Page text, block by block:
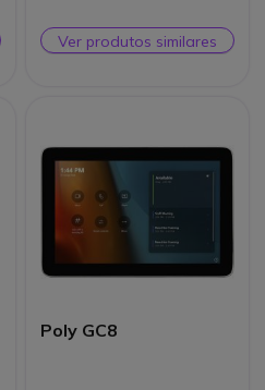
Ver produtos similares
Poly GC8